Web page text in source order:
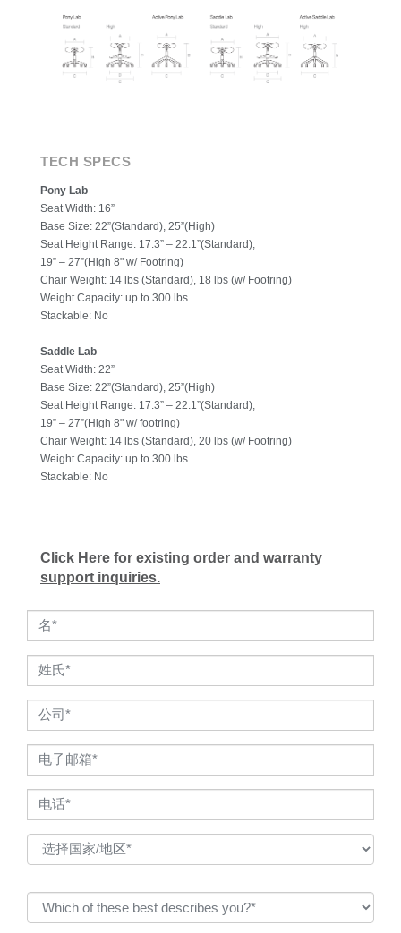
TECH SPECS
Pony Lab
Seat Width: 16”
Base Size: 22”(Standard), 25”(High)
Seat Height Range: 17.3” – 22.1”(Standard),
19” – 27”(High 8" w/ Footring)
Chair Weight: 14 lbs (Standard), 18 lbs (w/ Footring)
Weight Capacity: up to 300 lbs
Stackable: No
Saddle Lab
Seat Width: 22”
Base Size: 22”(Standard), 25”(High)
Seat Height Range: 17.3” – 22.1”(Standard),
19” – 27”(High 8" w/ footring)
Chair Weight: 14 lbs (Standard), 20 lbs (w/ Footring)
Weight Capacity: up to 300 lbs
Stackable: No
Click Here for existing order and warranty
support inquiries.